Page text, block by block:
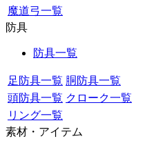
魔道弓一覧
防具
防具一覧
足防具一覧 胴防具一覧
頭防具一覧 クローク一覧
リング一覧
素材・アイテム